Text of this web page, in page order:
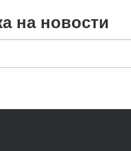
на новости